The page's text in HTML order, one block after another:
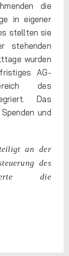
die
in eigener
stellten sie
stehenden
wurden
AG-
des
Das
und
an der
des
die